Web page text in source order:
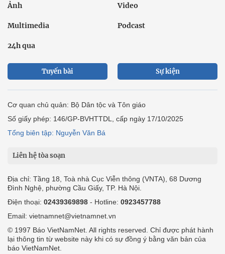
Ảnh Video
Multimedia Podcast
24h qua
Tuyến bài Sự kiện
Cơ quan chủ quản: Bộ Dân tộc và Tôn giáo
Số giấy phép: 146/GP-BVHTTDL, cấp ngày 17/10/2025
Tổng biên tập: Nguyễn Văn Bá
Liên hệ tòa soạn
Địa chỉ: Tầng 18, Toà nhà Cục Viễn thông (VNTA), 68 Dương
Đình Nghệ, phường Cầu Giấy, TP. Hà Nội.
Điện thoại: 02439369898 - Hotline: 0923457788
Email: vietnamnet@vietnamnet.vn
© 1997 Báo VietNamNet. All rights reserved. Chỉ được phát hành
lại thông tin từ website này khi có sự đồng ý bằng văn bản của
báo VietNamNet.